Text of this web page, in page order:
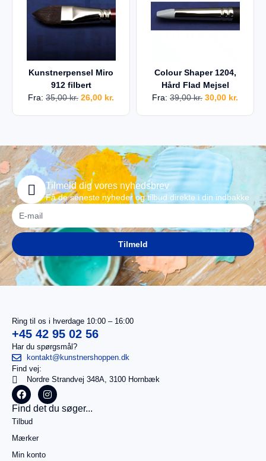
I
alt
0,00kr.
Køb for
499,00kr.
mere for
gratis
Kunstnerpensel Miro
912 filbert
Fra: 35,00kr. 26,00 kr.
Colour Shaper 1204,
Hård Flad Mejsel
Fra: 39,00kr. 30,00 kr.
Tilmeld dig vores nyhedsbrev
Få de seneste nyheder og tilbud direkte i din indbakke
Tilmeld
Ring til os i hverdage 10:00 – 16:00
+45 42 95 02 56
Har du spørgsmål?
kontakt@kunstnershoppen.dk
Find vej:
Nordre Strandvej 348A, 3100 Hornbæk
Find det du søger...
Tilbud
Mærker
Min konto